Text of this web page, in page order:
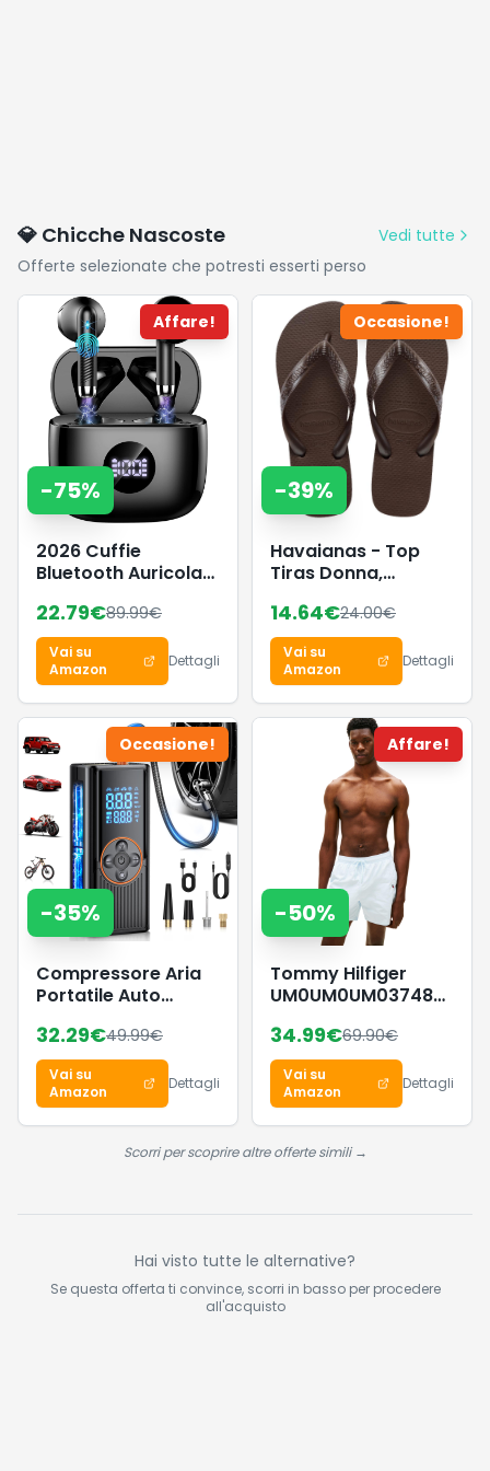
💎 Chicche Nascoste
Vedi tutte
Offerte selezionate che potresti esserti perso
Affare!
-75%
2026 Cuffie
Bluetooth Auricolari
Stereo Cuffie
Wireless
22.79€89.99€
Vai su
Amazon
Dettagli
Occasione!
-39%
Havaianas - Top
Tiras Donna,
14.64€24.00€
Vai su
Amazon
Dettagli
Occasione!
-35%
Compressore Aria
Portatile Auto
Pompa per
Bicicletta a Doppia
Alimentazione con
Display Digitale e
Luce LED, 4 Ugelli
Auto, Moto, Bici,
32.29€49.99€
Vai su
Amazon
Dettagli
Affare!
-50%
Tommy Hilfiger
UM0UM0UM03748
da Uomo, Taglia M,
con Coulisse e
Tasca con Cerniera,
Blu, XS
34.99€69.90€
Vai su
Amazon
Dettagli
Scorri per scoprire altre offerte simili →
Hai visto tutte le alternative?
Se questa offerta ti convince, scorri in basso per procedere
all'acquisto